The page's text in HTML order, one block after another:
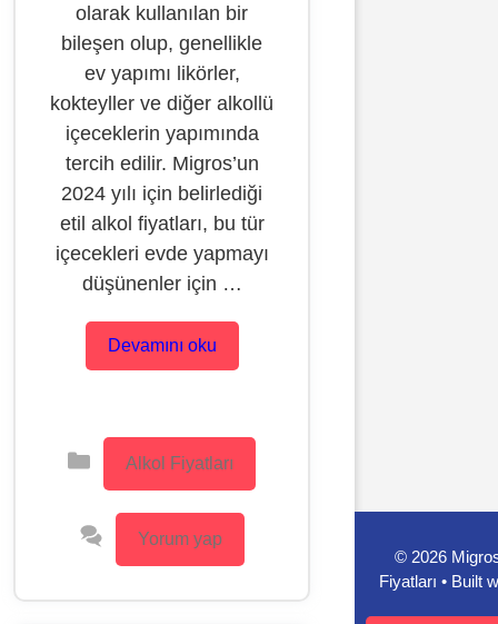
olarak kullanılan bir
bileşen olup, genellikle
ev yapımı likörler,
kokteyller ve diğer alkollü
içeceklerin yapımında
tercih edilir. Migros’un
2024 yılı için belirlediği
etil alkol fiyatları, bu tür
içecekleri evde yapmayı
düşünenler için …
Devamını oku
Alkol Fiyatları
Yorum yap
© 2026
Fiyatları • Built